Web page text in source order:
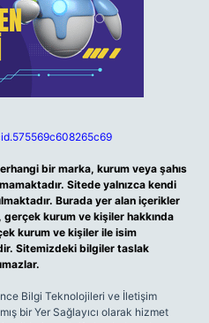
bir marka, kurum veya şahıs
Sitede yalnızca kendi
Burada yer alan içerikler
kurum ve kişiler hakkında
kurum ve kişiler ile isim
Sitemizdeki bilgiler taslak
Bilgi Teknolojileri ve İletişim
bir Yer Sağlayıcı olarak hizmet